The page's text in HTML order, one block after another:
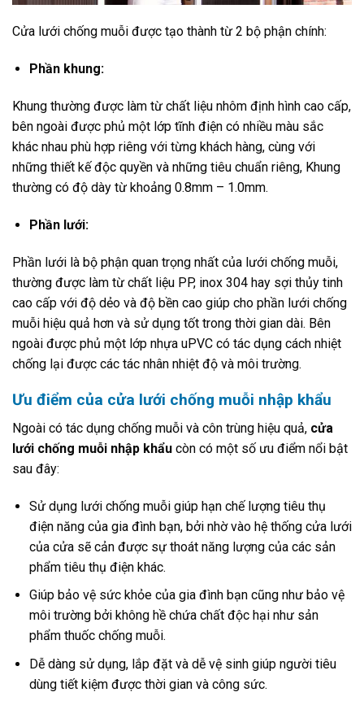
Cửa lưới chống muỗi được tạo thành từ 2 bộ phận chính:
Phần khung:
Khung thường được làm từ chất liệu nhôm định hình cao cấp,
bên ngoài được phủ một lớp tĩnh điện có nhiều màu sắc
khác nhau phù hợp riêng với từng khách hàng, cùng với
những thiết kế độc quyền và những tiêu chuẩn riêng, Khung
thường có độ dày từ khoảng 0.8mm – 1.0mm.
Phần lưới:
Phần lưới là bộ phận quan trọng nhất của lưới chống muỗi,
thường được làm từ chất liệu PP, inox 304 hay sợi thủy tinh
cao cấp với độ dẻo và độ bền cao giúp cho phần lưới chống
muỗi hiệu quả hơn và sử dụng tốt trong thời gian dài. Bên
ngoài được phủ một lớp nhựa uPVC có tác dụng cách nhiệt
chống lại được các tác nhân nhiệt độ và môi trường.
Ưu điểm của cửa lưới chống muỗi nhập khẩu
Ngoài có tác dụng chống muỗi và côn trùng hiệu quả, cửa
lưới chống muỗi nhập khẩu còn có một số ưu điểm nổi bật
sau đây:
Sử dụng lưới chống muỗi giúp hạn chế lượng tiêu thụ
điện năng của gia đình bạn, bởi nhờ vào hệ thống cửa lưới
của cửa sẽ cản được sự thoát năng lượng của các sản
phẩm tiêu thụ điện khác.
Giúp bảo vệ sức khỏe của gia đình bạn cũng như bảo vệ
môi trường bởi không hề chứa chất độc hại như sản
phẩm thuốc chống muỗi.
Dễ dàng sử dụng, lắp đặt và dễ vệ sinh giúp người tiêu
dùng tiết kiệm được thời gian và công sức.